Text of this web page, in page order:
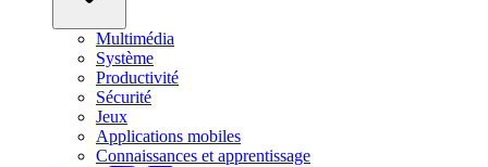
Multimédia
Système
Productivité
Sécurité
Jeux
Applications mobiles
Connaissances et apprentissage